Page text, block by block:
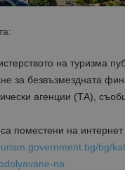
на туризма
за безвъзмездната
агенции (ТА),
поместени на
bg/
na